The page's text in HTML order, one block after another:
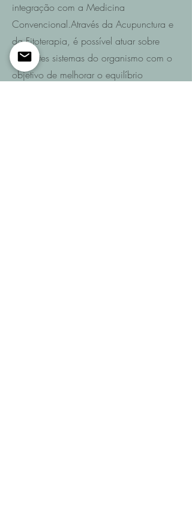
integração com a Medicina
Convencional.Através da Acupunctura e
da Fitoterapia, é possível atuar sobre
diferentes sistemas do organismo com o
objetivo de melhorar o equilíbrio